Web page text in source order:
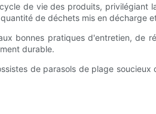
de vie des produits, privilégiant
de déchets mis en décharge
bonnes pratiques d'entretien, de
durable.
de parasols de plage soucieux